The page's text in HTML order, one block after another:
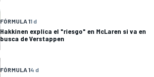
FÓRMULA 11 d
Hakkinen explica el "riesgo" en McLaren si va en
busca de Verstappen
FÓRMULA 14 d